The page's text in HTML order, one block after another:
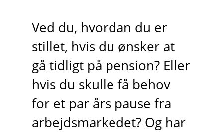
Ved du, hvordan du er
stillet, hvis du ønsker at
gå tidligt på pension? Eller
hvis du skulle få behov
for et par års pause fra
arbejdsmarkedet? Og har